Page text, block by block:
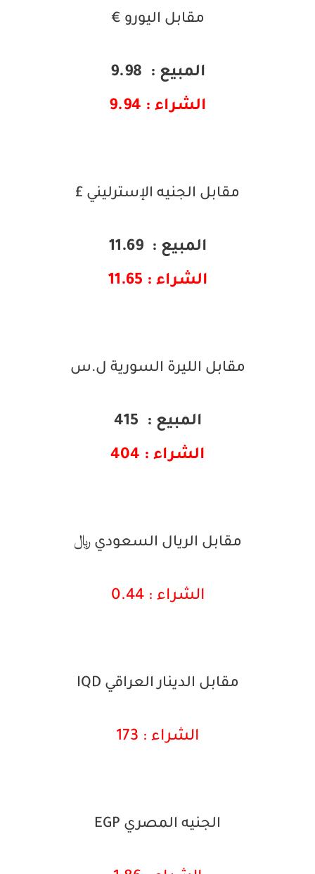
مقابل اليورو €
المبيع : 9.98
الشراء : 9.94
مقابل الجنيه الإسترليني £
المبيع : 11.69
الشراء : 11.65
مقابل الليرة السورية ل.س
المبيع : 415
الشراء : 404
مقابل الريال السعودي ﷼
الشراء : 0.44
مقابل الدينار العراقي IQD
الشراء : 173
الجنيه المصري EGP